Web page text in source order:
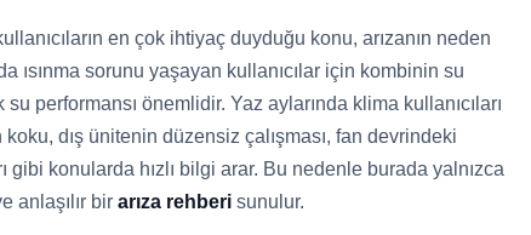
en çok ihtiyaç duyduğu konu, arızanın neden
ısınma sorunu yaşayan kullanıcılar için kombinin su
su performansı önemlidir. Yaz aylarında klima kullanıcıları
dış ünitenin düzensiz çalışması, fan devrindeki
konularda hızlı bilgi arar. Bu nedenle burada yalnızca
anlaşılır bir arıza rehberi sunulur.